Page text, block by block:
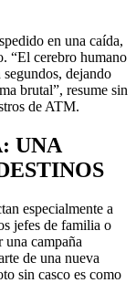
en una caída,
“El cerebro humano
dejando
brutal”, resume sin
de ATM.
UNA
especialmente a
jefes de familia o
una campaña
de una nueva
sin casco es como